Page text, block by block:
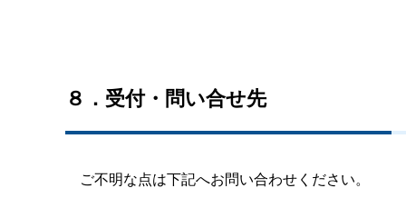
８．受付・問い合せ先
ご不明な点は下記へお問い合わせください。